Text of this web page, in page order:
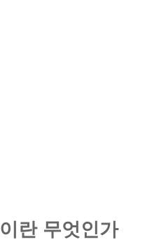
란 무엇인가